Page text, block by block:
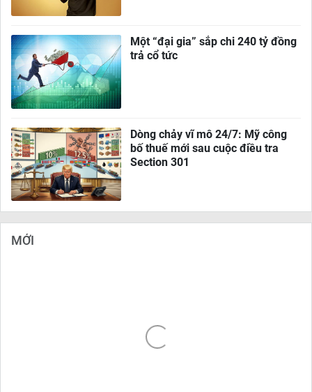
Một “đại gia” sắp chi 240 tỷ đồng
trả cổ tức
Dòng chảy vĩ mô 24/7: Mỹ công
bố thuế mới sau cuộc điều tra
Section 301
MỚI